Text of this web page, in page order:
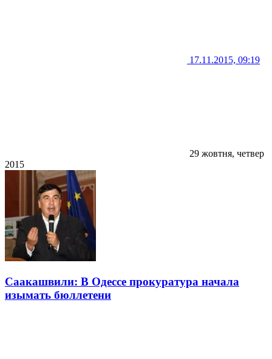
17.11.2015, 09:19
29 жовтня, четвер
2015
Саакашвили: В Одессе прокуратура начала
изымать бюллетени